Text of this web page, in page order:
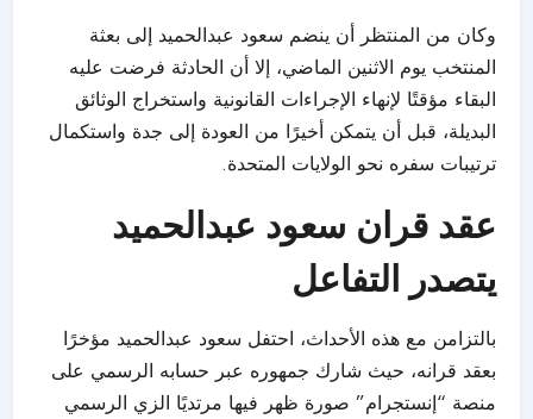
وكان من المنتظر أن ينضم سعود عبدالحميد إلى بعثة
المنتخب يوم الاثنين الماضي، إلا أن الحادثة فرضت عليه
البقاء مؤقتًا لإنهاء الإجراءات القانونية واستخراج الوثائق
البديلة، قبل أن يتمكن أخيرًا من العودة إلى جدة واستكمال
ترتيبات سفره نحو الولايات المتحدة.
عقد قران سعود عبدالحميد
يتصدر التفاعل
بالتزامن مع هذه الأحداث، احتفل سعود عبدالحميد مؤخرًا
بعقد قرانه، حيث شارك جمهوره عبر حسابه الرسمي على
منصة “إنستجرام” صورة ظهر فيها مرتديًا الزي الرسمي